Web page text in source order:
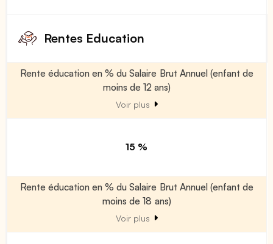
Rentes Education
Rente éducation en % du Salaire Brut Annuel (enfant de
moins de 12 ans)
Voir plus
15 %
Rente éducation en % du Salaire Brut Annuel (enfant de
moins de 18 ans)
Voir plus